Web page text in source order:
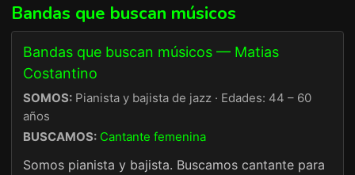
Bandas que buscan músicos
Bandas que buscan músicos — Matias
Costantino
SOMOS: Pianista y bajista de jazz · Edades: 44 – 60
años
BUSCAMOS: Cantante femenina
Somos pianista y bajista. Buscamos cantante para